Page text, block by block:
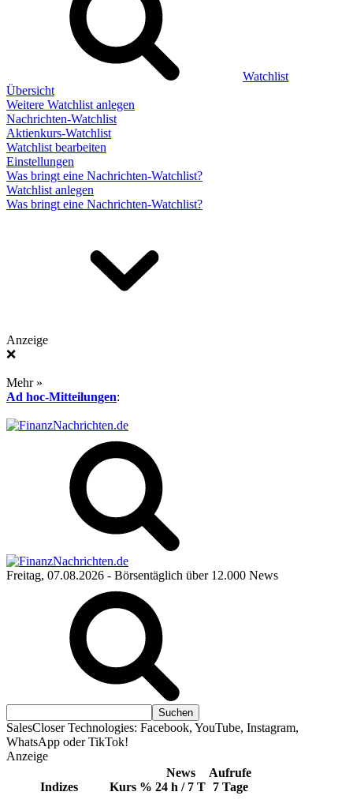
Watchlist
Übersicht
Weitere Watchlist anlegen
Nachrichten-Watchlist
Aktienkurs-Watchlist
Watchlist bearbeiten
Einstellungen
Was bringt eine Nachrichten-Watchlist?
Watchlist anlegen
Was bringt eine Nachrichten-Watchlist?
Anzeige
❌
Mehr »
Ad hoc-Mitteilungen:
Freitag, 07.08.2026 - Börsentäglich über 12.000 News
SalesCloser Technologies: Facebook, YouTube, Instagram,
WhatsApp oder TikTok!
Anzeige
Indizes Kurs %
News
24 h / 7 T
Aufrufe
7 Tage